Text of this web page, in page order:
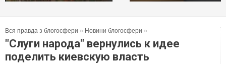
Вся правда з блогосфери » Новини блогосфери »
"Слуги народа" вернулись к идее
поделить киевскую власть